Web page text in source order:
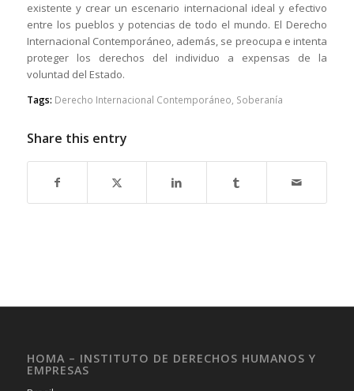
existente y crear un escenario internacional ideal y efectivo
entre los pueblos y potencias de todo el mundo. El Derecho
Internacional Contemporáneo, además, se preocupa e intenta
proteger los derechos del individuo a expensas de la
voluntad del Estado.
Tags: Derecho Internacional Contemporáneo, Soberanía
Share this entry
HOMA – INSTITUTO DE DERECHOS HUMANOS Y
EMPRESAS